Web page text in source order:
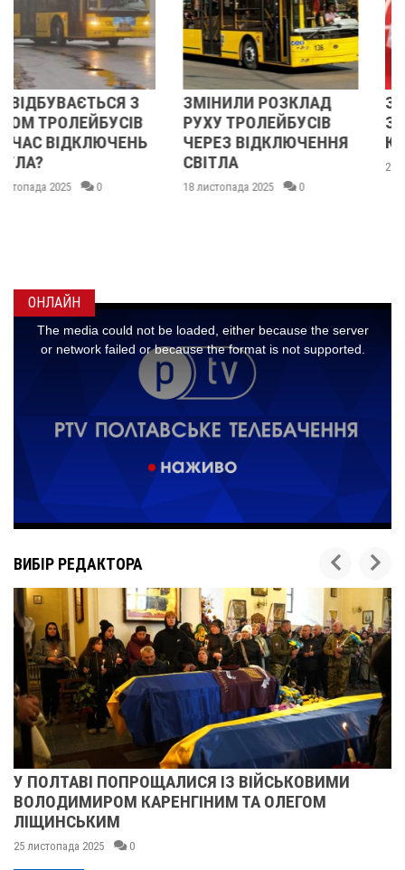
ЗМІНИЛИ РОЗКЛАД
РУХУ ТРОЛЕЙБУСІВ
ЧЕРЕЗ ВІДКЛЮЧЕННЯ
18 листопада 2025
З 1 ЛИПНЯ В
ЗАКІНЧИТЬСЯ
КАРАНТИН
ОНЛАЙН
ВИБІР РЕДАКТОРА
У ПОЛТАВІ ПОПРОЩАЛИСЯ ІЗ ВІЙСЬКОВИМИ
ВОЛОДИМИРОМ КАРЕНГІНИМ ТА ОЛЕГОМ
ЛІЩИНСЬКИМ
25 листопада 2025 0